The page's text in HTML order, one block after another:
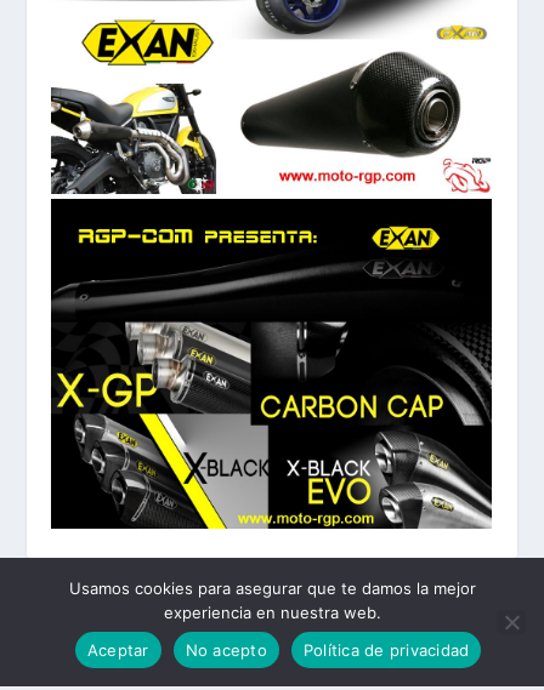
Diseñado porElegant Themes| Desarrollado porWordPress
Usamos cookies para asegurar que te damos la mejor
experiencia en nuestra web.
Aceptar
No acepto Política de privacidad